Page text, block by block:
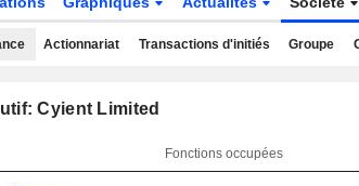
Actionnariat Transactions d'initiés Groupe
Cyient Limited
Fonctions occupées